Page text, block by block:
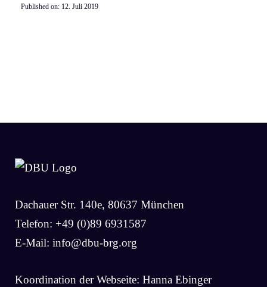
Published on: 12. Juli 2019
Dachauer Str. 140e, 80637 München
Telefon: +49 (0)89 6931587
E-Mail: info@dbu-brg.org
Koordination der Webseite: Hanna Ebinger